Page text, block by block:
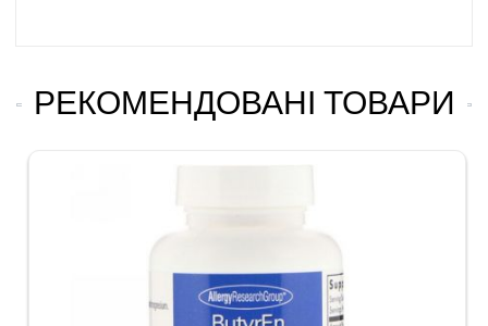
РЕКОМЕНДОВАНІ ТОВАРИ